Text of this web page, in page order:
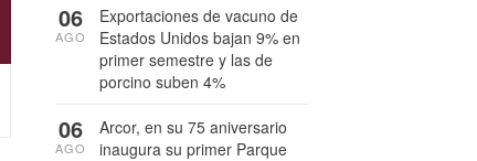
Exportaciones de vacuno de
Estados Unidos bajan 9% en
primer semestre y las de
porcino suben 4%
06
AGO
Arcor, en su 75 aniversario
inaugura su primer Parque
06
AGO